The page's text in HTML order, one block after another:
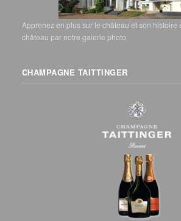
Apprenez en plus sur le château et son histoire
château par notre galerie photo
CHAMPAGNE TAITTINGER